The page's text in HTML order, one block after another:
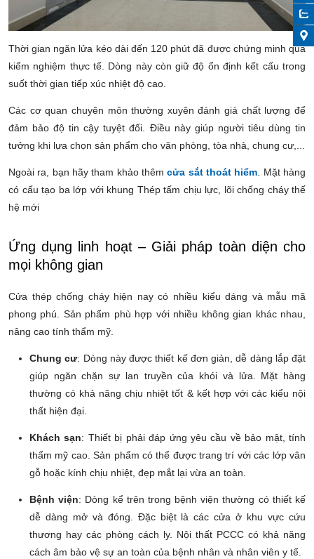
Thời gian ngăn lửa kéo dài đến 120 phút đã được chứng minh qua
kiểm nghiệm thực tế. Dòng này còn giữ độ ổn định kết cấu trong
suốt thời gian tiếp xúc nhiệt độ cao.
Các cơ quan chuyên môn thường xuyên đánh giá chất lượng để
đảm bảo độ tin cậy tuyệt đối. Điều này giúp người tiêu dùng tin
tưởng khi lựa chọn sản phẩm cho văn phòng, tòa nhà, chung cư,...
Ngoài ra, bạn hãy tham khảo thêmcửa sắt thoát hiểm . Mặt hàng
có cấu tạo ba lớp với khung Thép tấm chịu lực, lõi chống cháy thế
hệ mới
Ứng dụng linh hoạt – Giải pháp toàn diện cho
mọi không gian
Cửa thép chống cháy hiện nay có nhiều kiểu dáng và mẫu mã
phong phú. Sản phẩm phù hợp với nhiều không gian khác nhau,
nâng cao tính thẩm mỹ.
Chung cư: Dòng này được thiết kế đơn giản, dễ dàng lắp đặt
giúp ngăn chặn sự lan truyền của khói và lửa. Mặt hàng
thường có khả năng chịu nhiệt tốt & kết hợp với các kiểu nội
thất hiện đại.
Khách sạn: Thiết bị phải đáp ứng yêu cầu về bảo mật, tính
thẩm mỹ cao. Sản phẩm có thể được trang trí với các lớp vân
gỗ hoặc kính chịu nhiệt, đẹp mắt lại vừa an toàn.
Bệnh viện: Dòng kể trên trong bệnh viện thường có thiết kế
dễ dàng mở và đóng. Đặc biệt là các cửa ở khu vực cứu
thương hay các phòng cách ly. Nội thất PCCC có khả năng
cách âm bảo vệ sự an toàn của bệnh nhân và nhân viên y tế.